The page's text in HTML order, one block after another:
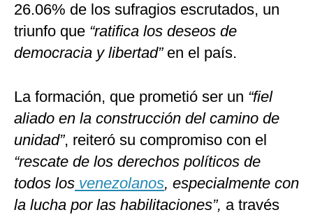
26.06% de los sufragios escrutados, un
triunfo que “ratifica los deseos de
democracia y libertad” en el país.
La formación, que prometió ser un “fiel
aliado en la construcción del camino de
unidad”, reiteró su compromiso con el
“rescate de los derechos políticos de
todos los venezolanos, especialmente con
la lucha por las habilitaciones”, a través